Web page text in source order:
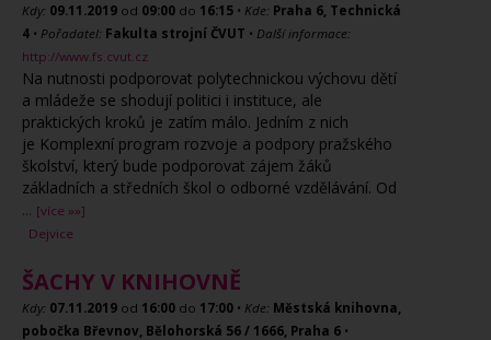
Kdy: 09.11.2019 od 09:00 do 16:15 • Kde: Praha 6, Technická
4 • Pořadatel: Fakulta strojní ČVUT • Další informace:
http://www.fs.cvut.cz
Na nutnosti podporovat polytechnickou výchovu dětí
a mládeže se shodují politici i instituce, ale
praktických kroků je zatím málo. Jedním z nich
je Komplexní program rozvoje a podpory pražského
školství, který bude podporovat zájem žáků
základních a středních škol o odborné vzdělávání. Od
... [více »»]
Dejvice
ŠACHY V KNIHOVNĚ
Kdy: 07.11.2019 od 16:00 do 17:00 • Kde: Městská knihovna,
pobočka Břevnov, Bělohorská 56 / 1666, Praha 6 •